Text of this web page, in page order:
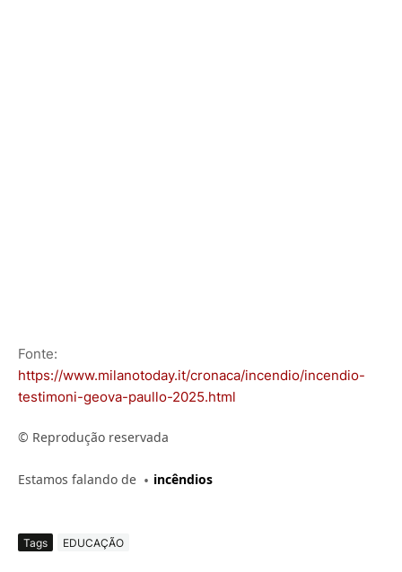
Fonte:
https://www.milanotoday.it/cronaca/incendio/incendio-
testimoni-geova-paullo-2025.html
© Reprodução reservada
Estamos falando de incêndios
Tags EDUCAÇÃO